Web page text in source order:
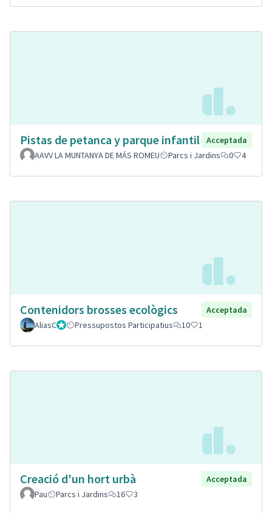
Pistas de petanca y parque infantil
Acceptada
AAVV LA MUNTANYA DE MÁS ROMEU
Parcs i Jardins 0 4
Contenidors brosses ecològics
Acceptada
AliasCGestorPressupostos Participatius 10 1
Creació d'un hort urbà
Acceptada
Pau
Parcs i Jardins 16 3